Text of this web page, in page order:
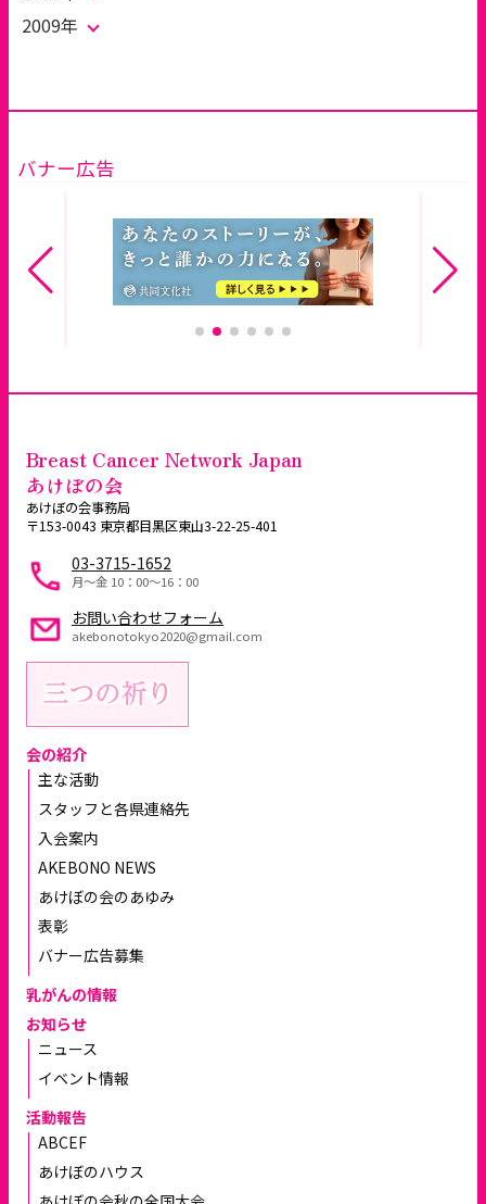
2009年
バナー広告
Breast Cancer Network Japan
あけぼの会
あけぼの会事務局
〒153-0043 東京都目黒区東山3-22-25-401
03-3715-1652
月～金 10：00〜16：00
お問い合わせフォーム
akebonotokyo2020@gmail.com
会の紹介
主な活動
スタッフと各県連絡先
入会案内
AKEBONO NEWS
あけぼの会のあゆみ
表彰
バナー広告募集
乳がんの情報
お知らせ
ニュース
イベント情報
活動報告
ABCEF
あけぼのハウス